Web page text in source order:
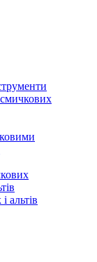
альтів